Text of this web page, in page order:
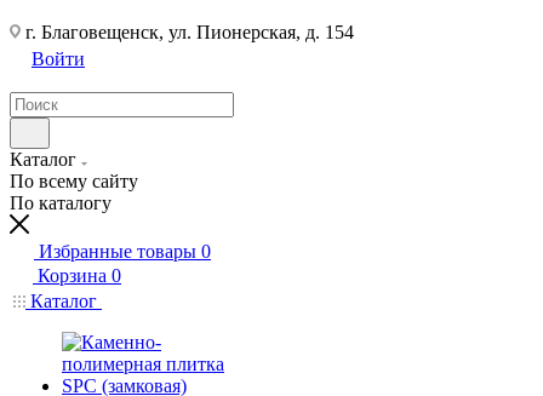
г. Благовещенск, ул. Пионерская, д. 154
Войти
Каталог
По всему сайту
По каталогу
Избранные товары 0
Корзина 0
Каталог